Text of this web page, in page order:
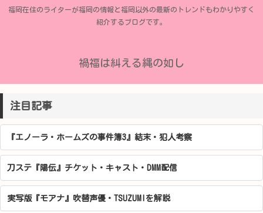
福岡在住のライターが福岡の情報と福岡以外の最新のトレンドもわかりやすく
紹介するブログです。
禍福は糾える縄の如し
注目記事
『エノーラ・ホームズの事件簿3』結末・犯人考察
刀ステ『陽伝』チケット・キャスト・DMM配信
実写版『モアナ』吹替声優・TSUZUMIを解説